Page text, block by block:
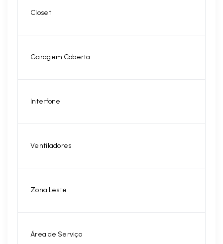
Closet
Garagem Coberta
Interfone
Ventiladores
Zona Leste
Área de Serviço